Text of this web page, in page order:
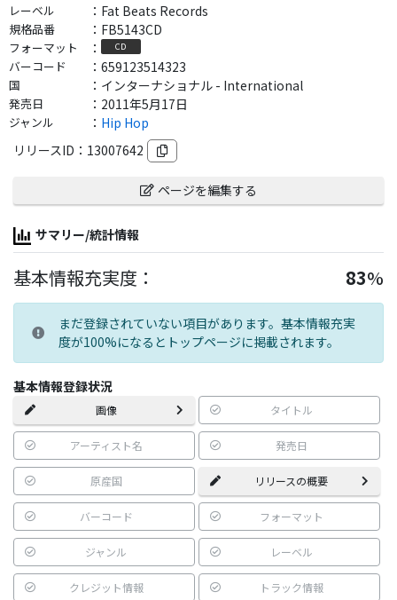
レーベル ： Fat Beats Records
規格品番 ： FB5143CD
フォーマット ： CD
バーコード ： 659123514323
国 ： インターナショナル - International
発売日 ： 2011年5月17日
ジャンル ： Hip Hop
リリースID： 13007642
ページを編集する
サマリー/統計情報
基本情報充実度： 83%
まだ登録されていない項目があります。基本情報充実
度が100%になるとトップページに掲載されます。
基本情報登録状況
画像 タイトル
アーティスト名 発売日
原産国 リリースの概要
バーコード フォーマット
ジャンル レーベル
クレジット情報 トラック情報